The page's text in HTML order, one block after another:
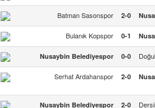
Batman Sasonspor 2-0
Bulanık Kopspor 0-1
Nusaybin Belediyespor 0-0
Serhat Ardahanspor 2-0
Nusaybin Belediyespor 2-0